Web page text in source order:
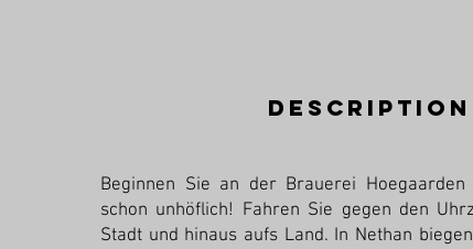
description
Beginnen Sie an der Brauerei
schon unhöflich! Fahren Sie gegen den
Stadt und hinaus aufs Land. In Nethan